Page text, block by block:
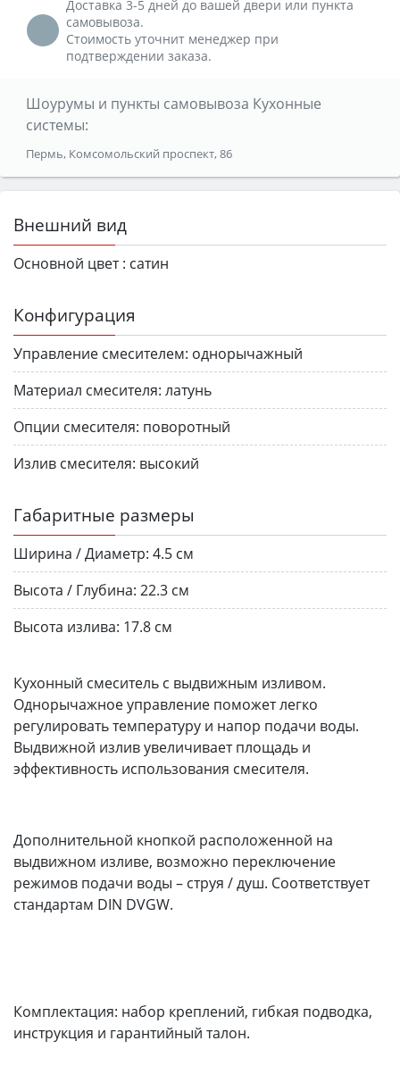
Доставка 3-5 дней до вашей двери или пункта
самовывоза.
Стоимость уточнит менеджер при
подтверждении заказа.
Шоурумы и пункты самовывоза Кухонные
системы:
Пермь, Комсомольский проспект, 86
Внешний вид
Основной цвет : сатин
Конфигурация
Управление смесителем: однорычажный
Материал смесителя: латунь
Опции смесителя: поворотный
Излив смесителя: высокий
Габаритные размеры
Ширина / Диаметр: 4.5 см
Высота / Глубина: 22.3 см
Высота излива: 17.8 см
Кухонный смеситель с выдвижным изливом.
Однорычажное управление поможет легко
регулировать температуру и напор подачи воды.
Выдвижной излив увеличивает площадь и
эффективность использования смесителя.
Дополнительной кнопкой расположенной на
выдвижном изливе, возможно переключение
режимов подачи воды – струя / душ. Соответствует
стандартам DIN DVGW.
Комплектация: набор креплений, гибкая подводка,
инструкция и гарантийный талон.